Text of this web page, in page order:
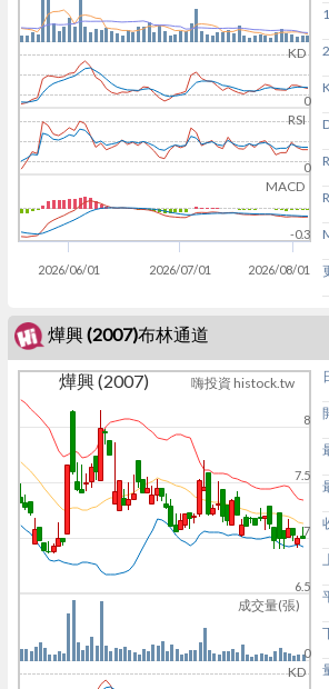
KD
RSI
MACD
2026/06/01 2026/07/01 2026/08/01
0
0
-0.3
燁興 (2007)布林通道
成交量(張)
KD
燁興 (2007) 嗨投資 histock.tw
6.5
7
7.5
8
0